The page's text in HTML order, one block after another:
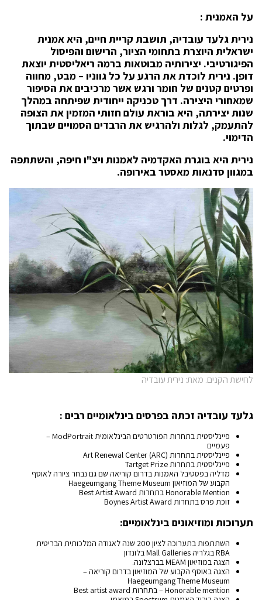
על האמנית :
נירית גלעד עובדיה, תושבת קריית חיים, היא אמנית
ישראלית היוצרת בתחומי הציור, הרישום והפיסול
הפיגורטיבי. יצירותיה מבוטאות ברמה ריאליסטית יוצאת
דופן. נירית לוכדת את הרגע על כל גווניו – מבט, מחווה
ופרטים קטנים של חומר ורגש אשר מרכיבים את הסיפור
שמאחורי היצירה. דרך טכניקה ייחודית שפיתחה במהלך
שנות יצירתה, היא בוראת עולם חזותי המזמין את הצופה
להתעמק, לגלות ולהרגיש את הרבדים הסמויים שבתוך
הדימוי.
נירית היא בוגרת האקדמיה לאמנות ויצ"ו חיפה, והשתתפה
במגוון סדנאות מאסטר באירופה.
לחישת הקנים. מאת: נירית עובדיה
גלעד עובדיה זכתה בפרסים בינלאומיים רבים :
פיינליסטית בתחרות הפורטרטים הבינלאומית ModPortrait –
פעמיים
פיינליסטית בתחרות Art Renewal Center (ARC)
פיינליסטית בתחרות Tartget Prize
מדליה בפסטיבל האמנות בדרום קוריאה שם גם נבחר ציורה לאוסף
הקבוע של המוזיאון Haegeumgang Theme Museum
Honorable Mention בתחרות Best Artist Award
זוכת פרס בתחרות Boynes Artist Award
תערוכות ומוזיאונים בינלאומיים:
השתתפות בתערוכה לציון 200 שנה לאגודה המלכותית הבריטית
RBA בגלריה Mall Galleries בלונדון
הצגה במוזיאון MEAM בברצלונה.
הצגה באוסף הקבוע של המוזיאון בדרום קוריאה –
Haegeumgang Theme Museum
Honorable mention – בתחרות Best artist award